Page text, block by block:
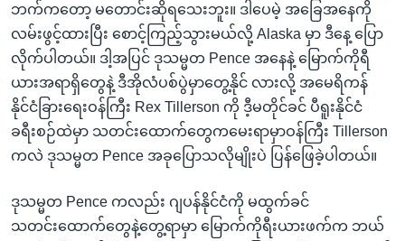
ဘက်ကတော့ မတောင်းဆိုရသေးဘူး။ ဒါပေမဲ့ အခြေအနေကို
လမ်းဖွင့်ထားပြီး စောင့်ကြည့်သွားမယ်လို့ Alaska မှာ ဒီနေ့ ပြော
လိုက်ပါတယ်။ ဒါ့အပြင် ဒုသမ္မတ Pence အနေနဲ့ မြောက်ကိုရီ
ယားအရာရှိတွေနဲ့ ဒီအိုလံပစ်ပွဲမှာတွေ့နိုင် လားလို့ အမေရိကန်
နိုင်ငံခြားရေးဝန်ကြီး Rex Tillerson ကို ဒီ့မတိုင်ခင် ပီရူးနိုင်ငံ
ခရီးစဉ်ထဲမှာ သတင်းထောက်တွေကမေးရာမှာဝန်ကြီး Tillerson
ကလဲ ဒုသမ္မတ Pence အခုပြောသလိုမျိုးပဲ ပြန်ဖြေခဲ့ပါတယ်။
ဒုသမ္မတ Pence ကလည်း ဂျပန်နိုင်ငံကို မထွက်ခင်
သတင်းထောက်တွေနဲ့တွေ့ရာမှာ မြောက်ကိုရီးယားဖက်က ဘယ်